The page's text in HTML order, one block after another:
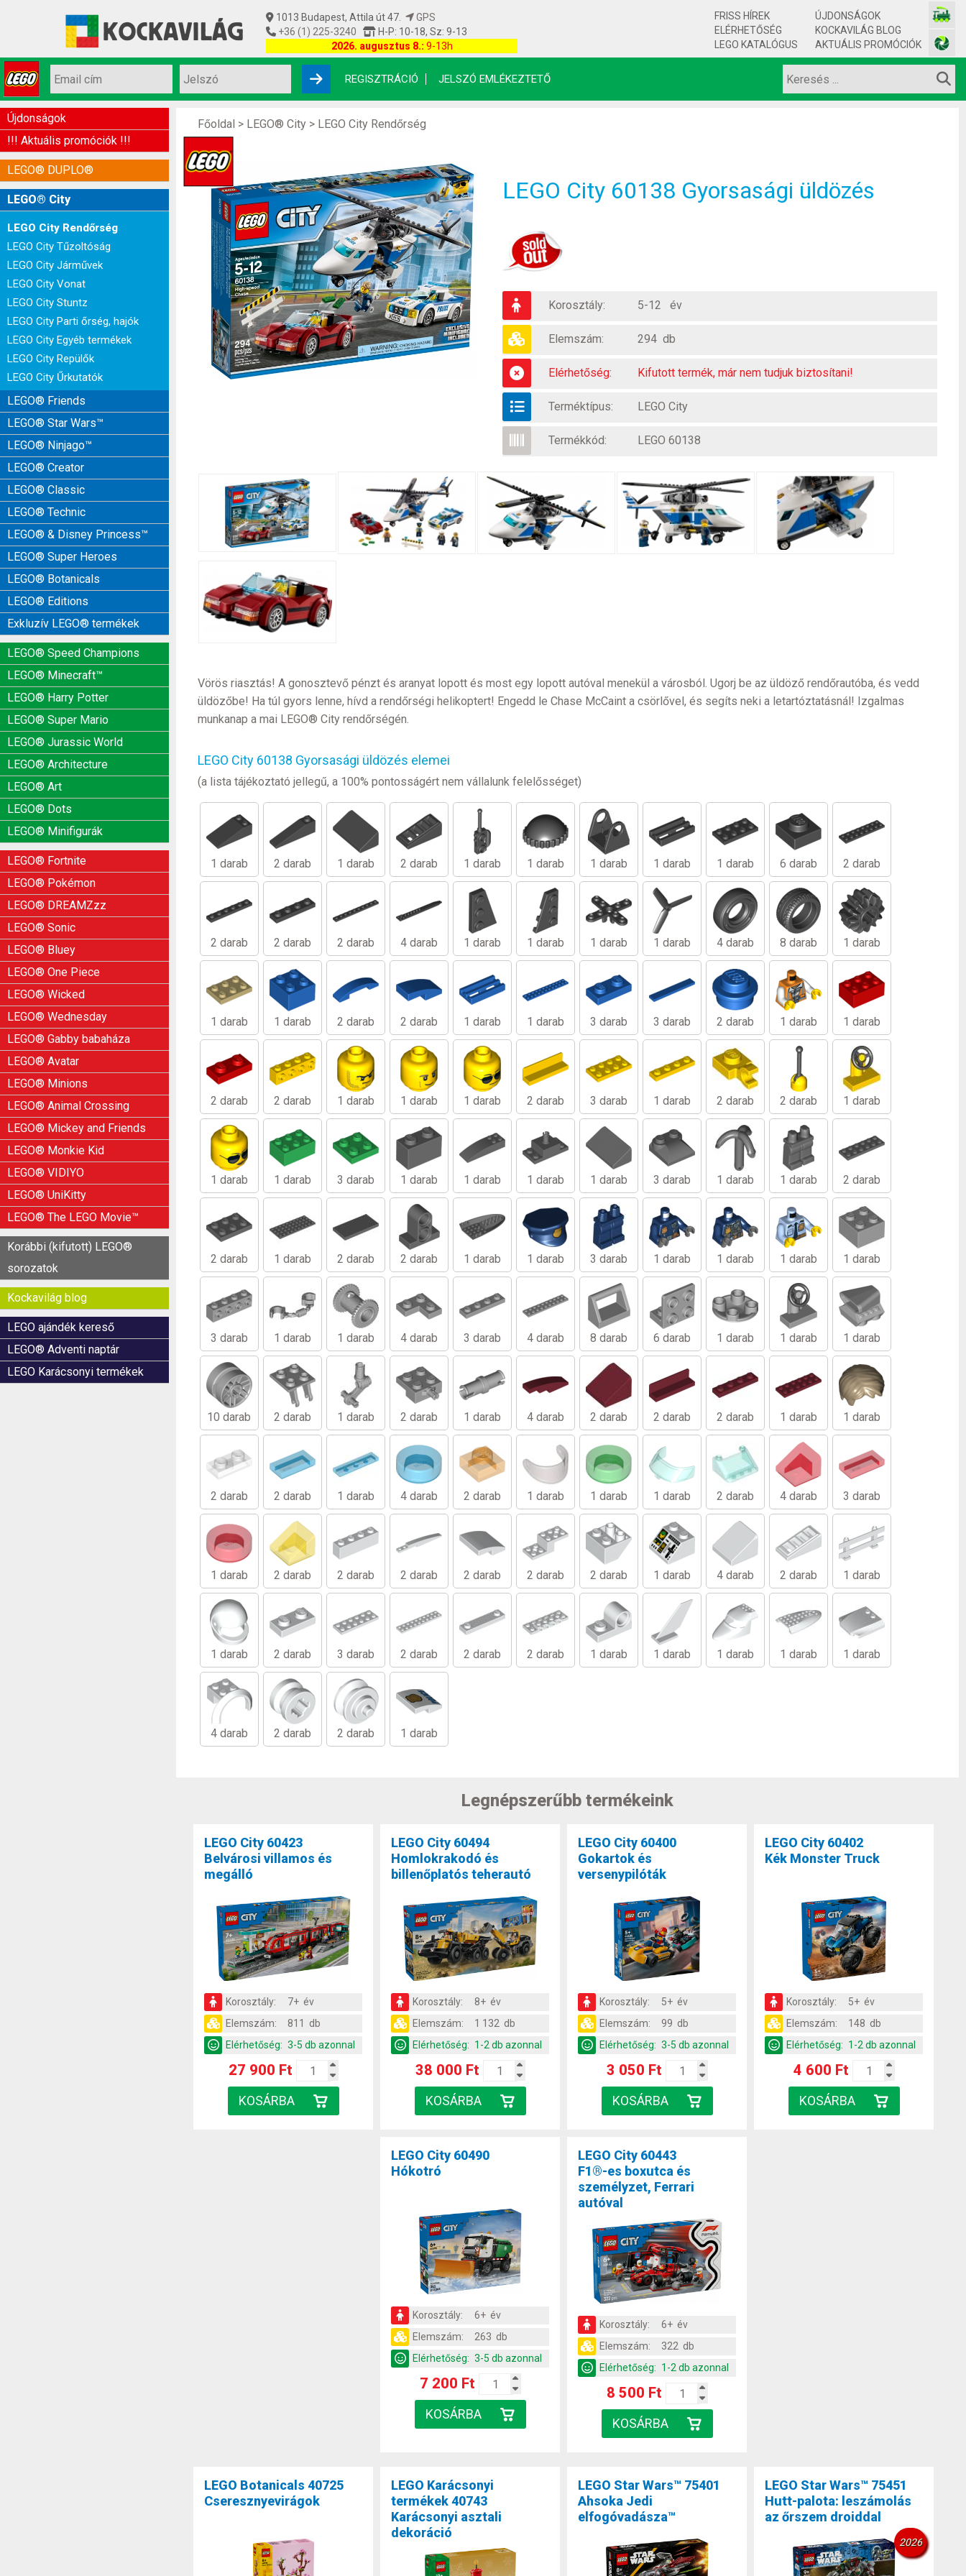
1013 Budapest, Attila út 47.
GPS
+36 (1) 225-3240
H-P: 10-18, Sz: 9-13
Utolsó készletfrissítés: 2026.08.09 09:00:08
2026. augusztus 8.: 9-13h
FRISS HÍREK
ELÉRHETŐSÉG
LEGO KATALÓGUS
ÚJDONSÁGOK
KOCKAVILÁG BLOG
AKTUÁLIS PROMÓCIÓK
REGISZTRÁCIÓ JELSZÓ EMLÉKEZTETŐ
Újdonságok
!!! Aktuális promóciók !!!
LEGO® DUPLO®
LEGO® City
LEGO City Rendőrség
LEGO City Tűzoltóság
LEGO City Járművek
LEGO City Vonat
LEGO City Stuntz
LEGO City Parti őrség, hajók
LEGO City Egyéb termékek
LEGO City Repülők
LEGO City Űrkutatók
LEGO® Friends
LEGO® Star Wars™
LEGO® Ninjago™
LEGO® Creator
LEGO® Classic
LEGO® Technic
LEGO® & Disney Princess™
LEGO® Super Heroes
LEGO® Botanicals
LEGO® Editions
Exkluzív LEGO® termékek
LEGO® Speed Champions
LEGO® Minecraft™
LEGO® Harry Potter
LEGO® Super Mario
LEGO® Jurassic World
LEGO® Architecture
LEGO® Art
LEGO® Dots
LEGO® Minifigurák
LEGO® Fortnite
LEGO® Pokémon
LEGO® DREAMZzz
LEGO® Sonic
LEGO® Bluey
LEGO® One Piece
LEGO® Wicked
LEGO® Wednesday
LEGO® Gabby babaháza
LEGO® Avatar
LEGO® Minions
LEGO® Animal Crossing
LEGO® Mickey and Friends
LEGO® Monkie Kid
LEGO® VIDIYO
LEGO® UniKitty
LEGO® The LEGO Movie™
Korábbi (kifutott) LEGO®
sorozatok
Kockavilág blog
LEGO ajándék kereső
LEGO® Adventi naptár
LEGO Karácsonyi termékek
Főoldal > LEGO® City> LEGO City Rendőrség
LEGO City 60138 Gyorsasági üldözés
Korosztály: 5-12 év
Elemszám: 294 db
Elérhetőség: Kifutott termék, már nem tudjuk biztosítani!
Terméktípus: LEGO City
Termékkód: LEGO 60138
Vörös riasztás! A gonosztevő pénzt és aranyat lopott és most egy lopott autóval menekül a városból. Ugorj be az üldöző rendőrautóba, és vedd
üldözőbe! Ha túl gyors lenne, hívd a rendőrségi helikoptert! Engedd le Chase McCaint a csörlővel, és segíts neki a letartóztatásnál! Izgalmas
munkanap a mai LEGO® City rendőrségén.
LEGO City 60138 Gyorsasági üldözés elemei
(a lista tájékoztató jellegű, a 100% pontosságért nem vállalunk felelősséget)
1 darab 2 darab 1 darab 2 darab 1 darab 1 darab 1 darab 1 darab 1 darab 6 darab 2 darab
2 darab 2 darab 2 darab 4 darab 1 darab 1 darab 1 darab 1 darab 4 darab 8 darab 1 darab
1 darab 1 darab 2 darab 2 darab 1 darab 1 darab 3 darab 3 darab 2 darab 1 darab 1 darab
2 darab 2 darab 1 darab 1 darab 1 darab 2 darab 3 darab 1 darab 2 darab 2 darab 1 darab
1 darab 1 darab 3 darab 1 darab 1 darab 1 darab 1 darab 3 darab 1 darab 1 darab 2 darab
2 darab 1 darab 2 darab 2 darab 1 darab 1 darab 3 darab 1 darab 1 darab 1 darab 1 darab
3 darab 1 darab 1 darab 4 darab 3 darab 4 darab 8 darab 6 darab 1 darab 1 darab 1 darab
10 darab 2 darab 1 darab 2 darab 1 darab 4 darab 2 darab 2 darab 2 darab 1 darab 1 darab
2 darab 2 darab 1 darab 4 darab 2 darab 1 darab 1 darab 1 darab 2 darab 4 darab 3 darab
1 darab 2 darab 2 darab 2 darab 2 darab 2 darab 2 darab 1 darab 4 darab 2 darab 1 darab
1 darab 2 darab 3 darab 2 darab 2 darab 2 darab 1 darab 1 darab 1 darab 1 darab 1 darab
4 darab 2 darab 2 darab 1 darab
Legnépszerűbb termékeink
LEGO City 60423
Belvárosi villamos és
megálló
Korosztály:
7+ év
Elemszám:
811 db
Elérhetőség: 3-5 db azonnal
27 900 Ft
LEGO City 60494
Homlokrakodó és
billenőplatós teherautó
Korosztály:
8+ év
Elemszám:
1 132 db
Elérhetőség: 1-2 db azonnal
38 000 Ft
LEGO City 60400
Gokartok és
versenypilóták
Korosztály:
5+ év
Elemszám:
99 db
Elérhetőség: 3-5 db azonnal
3 050 Ft
LEGO City 60402
Kék Monster Truck
Korosztály:
5+ év
Elemszám:
148 db
Elérhetőség: 1-2 db azonnal
4 600 Ft
LEGO City 60490
Hókotró
Korosztály:
6+ év
Elemszám:
263 db
Elérhetőség: 3-5 db azonnal
7 200 Ft
LEGO City 60443
F1®-es boxutca és
személyzet, Ferrari
autóval
Korosztály:
6+ év
Elemszám:
322 db
Elérhetőség: 1-2 db azonnal
8 500 Ft
LEGO Botanicals 40725
Cseresznyevirágok
LEGO Karácsonyi
termékek 40743
Karácsonyi asztali
dekoráció
LEGO Star Wars™ 75401
Ahsoka Jedi
elfogóvadásza™
LEGO Star Wars™ 75451
Hutt-palota: leszámolás
az őrszem droiddal
2026